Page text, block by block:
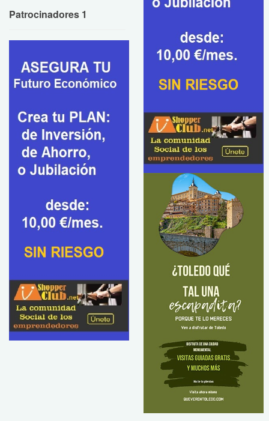
Patrocinadores 1